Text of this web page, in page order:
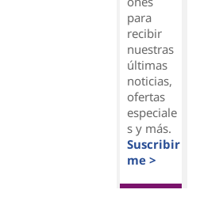
para
recibir
nuestras
últimas
noticias,
ofertas
especiale
s y más.
Suscribir
me >